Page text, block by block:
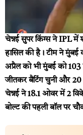
चेन्नई सुपर किंग्स ने IPL में
हासिल की है। टीम ने मुंबई
अप्रैल को भी मुंबई को 103
जीतकर बैटिंग चुनी और
चेन्नई ने 18.1 ओवर में 2
बोल्ट की पहली बॉल पर